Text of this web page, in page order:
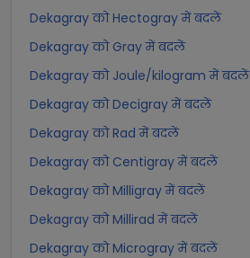
Dekagray को Hectogray में बदलें
Dekagray को Gray में बदलें
Dekagray को Joule/kilogram में बदलें
Dekagray को Decigray में बदलें
Dekagray को Rad में बदलें
Dekagray को Centigray में बदलें
Dekagray को Milligray में बदलें
Dekagray को Millirad में बदलें
Dekagray को Microgray में बदलें